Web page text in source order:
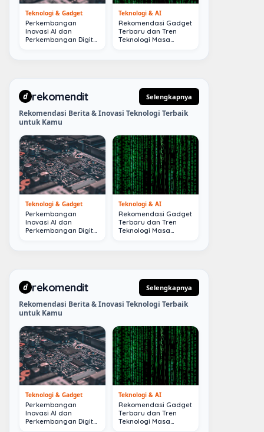
Teknologi & Gadget
Perkembangan
Inovasi AI dan
Perkembangan Digital
Teknologi & AI
Rekomendasi Gadget
Terbaru dan Tren
Teknologi Masa
d rekomendit Selengkapnya
Rekomendasi Berita & Inovasi Teknologi Terbaik
untuk Kamu
Teknologi & Gadget
Perkembangan
Inovasi AI dan
Perkembangan Digital
Teknologi & AI
Rekomendasi Gadget
Terbaru dan Tren
Teknologi Masa
d rekomendit Selengkapnya
Rekomendasi Berita & Inovasi Teknologi Terbaik
untuk Kamu
Teknologi & Gadget
Perkembangan
Inovasi AI dan
Perkembangan Digital
Teknologi & AI
Rekomendasi Gadget
Terbaru dan Tren
Teknologi Masa